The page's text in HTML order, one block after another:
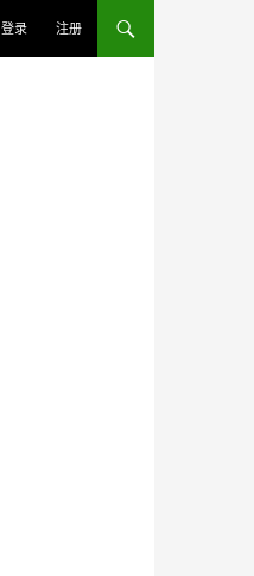
登录 注册